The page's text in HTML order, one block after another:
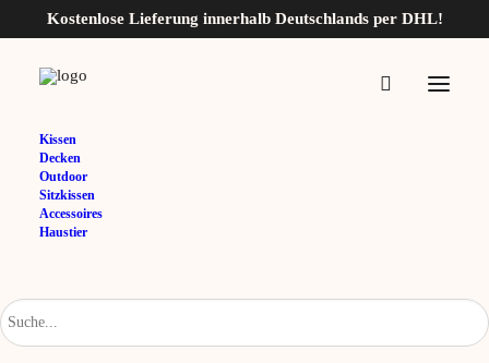
Kostenlose Lieferung innerhalb Deutschlands per DHL!
Kissen
Decken
Outdoor
Sitzkissen
Accessoires
Haustier
Meran-50×50
16,95
Variante